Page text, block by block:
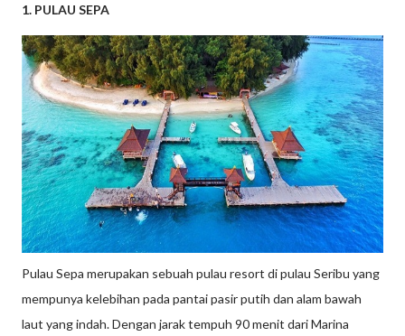
1. PULAU SEPA
Pulau Sepa merupakan sebuah pulau resort di pulau Seribu yang
mempunya kelebihan pada pantai pasir putih dan alam bawah
laut yang indah. Dengan jarak tempuh 90 menit dari Marina